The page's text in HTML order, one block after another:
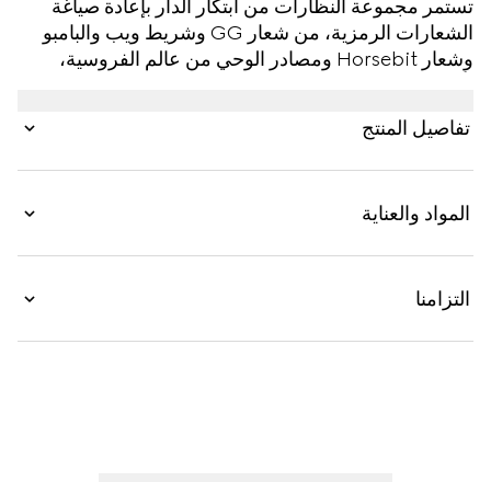
تستمر مجموعة النظارات من ابتكار الدار بإعادة صياغة
الشعارات الرمزية، من شعار GG وشريط ويب والبامبو
وشعار Horsebit ومصادر الوحي من عالم الفروسية،
بالأسيتات اللامع بنقش صدفة ظهر السلحفاة باللون البني
الداكن، وتتميّز بشريط ويب مطلي بالمينا ولوحة معدنية
تفاصيل المنتج
المواد والعناية
التزامنا